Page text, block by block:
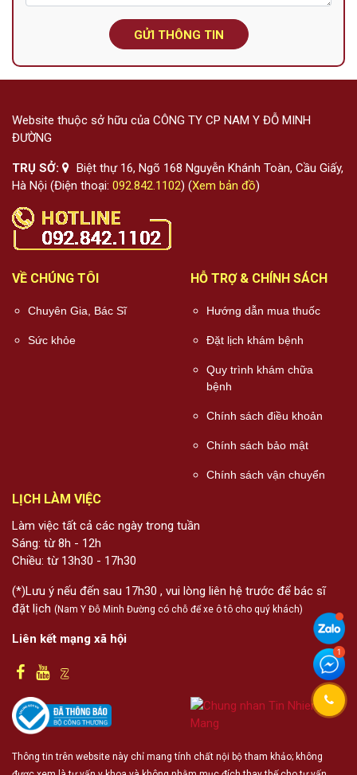
GỬI THÔNG TIN
Website thuộc sở hữu của CÔNG TY CP NAM Y ĐỖ MINH
ĐƯỜNG
TRỤ SỞ:
Biệt thự 16, Ngõ 168 Nguyễn Khánh Toàn, Cầu Giấy,
Hà Nội (Điện thoại: 092.842.1102) (Xem bản đồ)
VỀ CHÚNG TÔI
Chuyên Gia, Bác Sĩ
Sức khỏe
HỖ TRỢ & CHÍNH SÁCH
Hướng dẫn mua thuốc
Đặt lịch khám bệnh
Quy trình khám chữa
bệnh
Chính sách điều khoản
Chính sách bảo mật
Chính sách vận chuyển
LỊCH LÀM VIỆC
Làm việc tất cả các ngày trong tuần
Sáng: từ 8h - 12h
Chiều: từ 13h30 - 17h30
(*)Lưu ý nếu đến sau 17h30 , vui lòng liên hệ trước để bác sĩ
đặt lịch (Nam Y Đỗ Minh Đường có chỗ để xe ô tô cho quý khách)
Liên kết mạng xã hội
Thông tin trên website này chỉ mang tính chất nội bộ tham khảo; không